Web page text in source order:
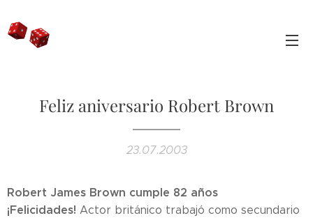
Feliz aniversario Robert Brown
23.07.2003
Robert James Brown cumple 82 años
¡Felicidades! Actor británico trabajó como secundario